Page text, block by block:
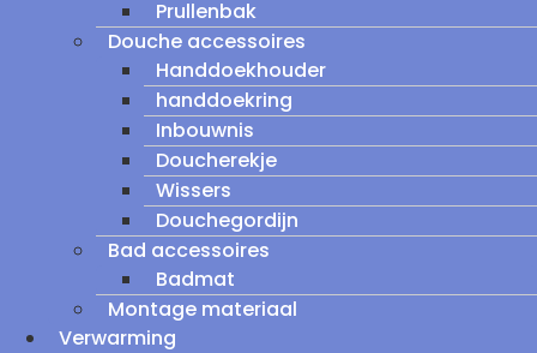
Prullenbak
Douche accessoires
Handdoekhouder
handdoekring
Inbouwnis
Doucherekje
Wissers
Douchegordijn
Bad accessoires
Badmat
Montage materiaal
Verwarming